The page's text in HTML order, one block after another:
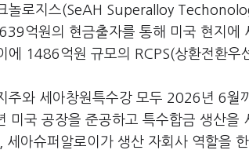
놀로지스(SeAH Superalloy
억원의 현금출자를 통해 미국 현지에
에 1486억원 규모의 RCPS(상환전환우
주와 세아창원특수강 모두 2026년 6월
미국 공장을 준공하고 특수합금 생산을
세아슈퍼알로이가 생산 자회사 역할을 한